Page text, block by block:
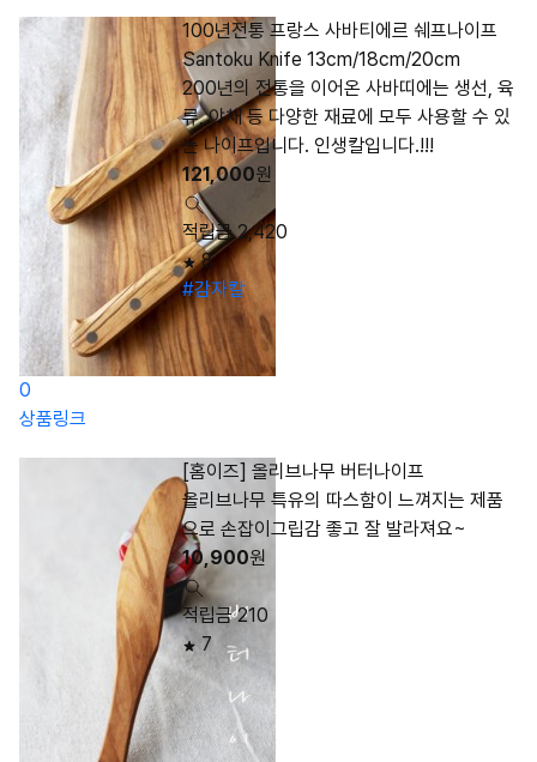
0
100년전통 프랑스 사바티에르 쉐프나이프
Santoku Knife 13cm/18cm/20cm
200년의 전통을 이어온 사바띠에는 생선, 육
류, 야채 등 다양한 재료에 모두 사용할 수 있
는 나이프입니다. 인생칼입니다.!!!
121,000원
적립금 2,420
8
#감자칼
상품링크
[홈이즈] 올리브나무 버터나이프
올리브나무 특유의 따스함이 느껴지는 제품
으로 손잡이그립감 좋고 잘 발라져요~
10,900원
적립금 210
7